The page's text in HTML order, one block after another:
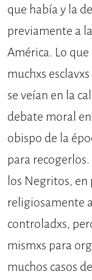
que había y la
previamente a
América. Lo
muchxs
se veían en la
debate moral
obispo de la
para
los Negritos,
religiosamente
controladxs,
mismxs para
muchos casos